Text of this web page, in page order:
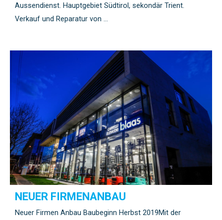
Aussendienst. Hauptgebiet Südtirol, sekondär Trient.
Verkauf und Reparatur von …
NEUER FIRMENANBAU
Neuer Firmen Anbau Baubeginn Herbst 2019Mit der